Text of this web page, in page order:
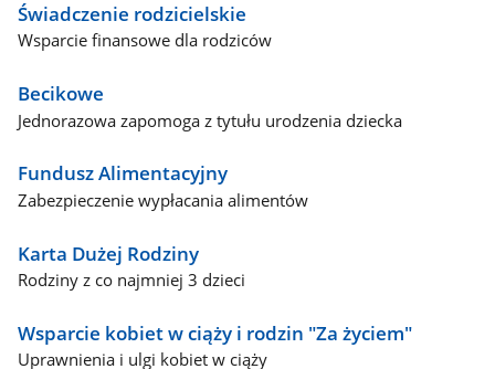
Świadczenie rodzicielskie
Wsparcie finansowe dla rodziców
Becikowe
Jednorazowa zapomoga z tytułu urodzenia dziecka
Fundusz Alimentacyjny
Zabezpieczenie wypłacania alimentów
Karta Dużej Rodziny
Rodziny z co najmniej 3 dzieci
Wsparcie kobiet w ciąży i rodzin "Za życiem"
Uprawnienia i ulgi kobiet w ciąży